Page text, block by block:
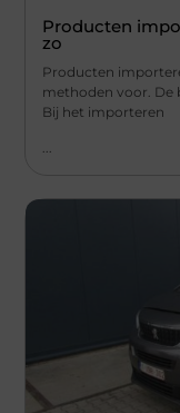
Producten
zo
Producten
methoden voor. De
Bij het importeren
...